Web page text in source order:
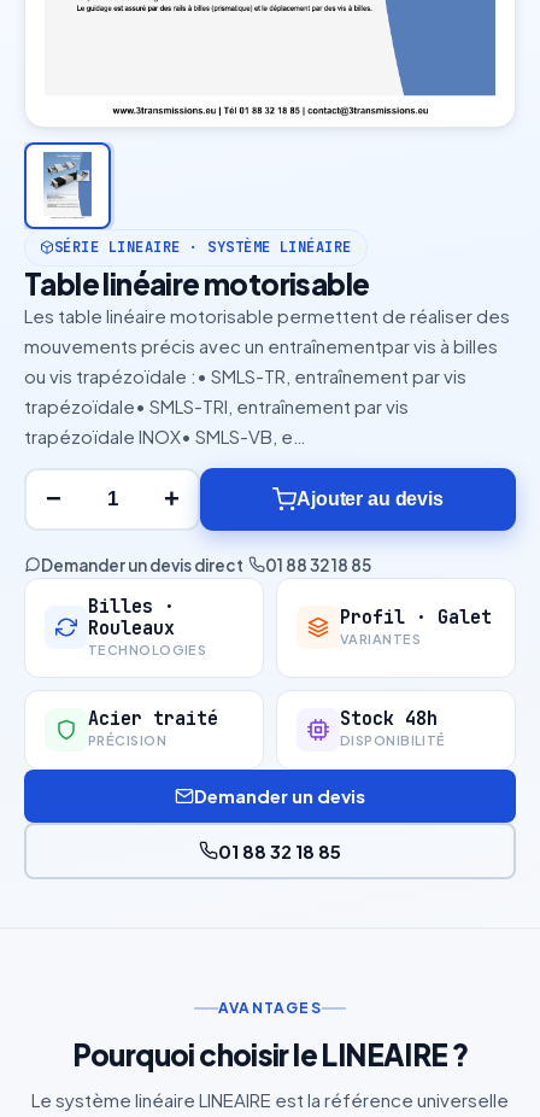
SÉRIE LINEAIRE · SYSTÈME LINÉAIRE
Table linéaire motorisable
Les table linéaire motorisable permettent de réaliser des
mouvements précis avec un entraînementpar vis à billes
ou vis trapézoïdale :• SMLS-TR, entraînement par vis
trapézoïdale• SMLS-TRI, entraînement par vis
trapézoïdale INOX• SMLS-VB, e…
− + Ajouter au devis
Demander un devis direct· 01 88 32 18 85
Billes ·
Rouleaux
TECHNOLOGIES
Profil · Galet
VARIANTES
Acier traité
PRÉCISION
Stock 48h
DISPONIBILITÉ
Demander un devis
01 88 32 18 85
AVANTAGES
Pourquoi choisir le LINEAIRE ?
Le système linéaire LINEAIRE est la référence universelle